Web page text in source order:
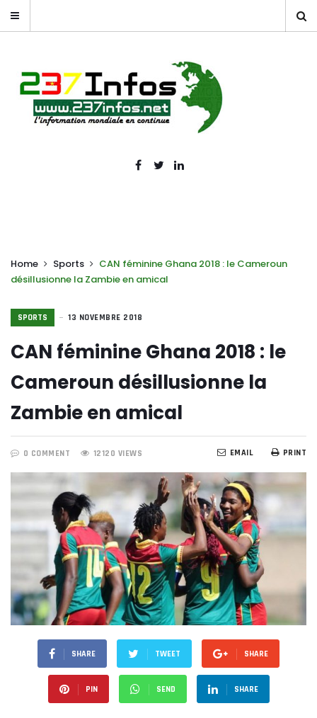
Home Sports
CAN féminine Ghana 2018 : le Cameroun
désillusionne la Zambie en amical
SPORTS 13 NOVEMBRE 2018
CAN féminine Ghana 2018 : le
Cameroun désillusionne la
Zambie en amical
0 COMMENT 12120 VIEWS PRINT
EMAIL
SHARE TWEET SHARE
PIN SEND SHARE